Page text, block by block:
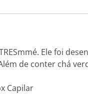
Ele foi
de conter chá
Capilar